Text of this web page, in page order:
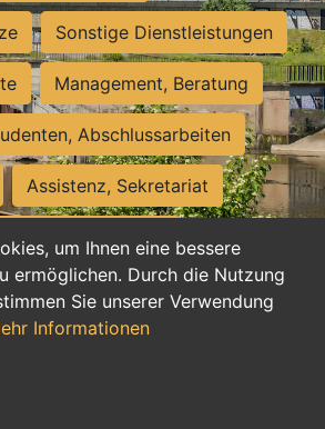
um Ihnen eine bessere
ermöglichen. Durch die Nutzung
Sie unserer Verwendung
Informationen
Sonstige Dienstleistungen
Management, Beratung
Abschlussarbeiten
Assistenz, Sekretariat
und Nebenjobs
Materialwirtschaft
duale Ausbildung